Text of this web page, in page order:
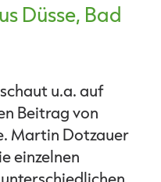
Düsse, Bad
u.a. auf
Beitrag von
Martin Dotzauer
einzelnen